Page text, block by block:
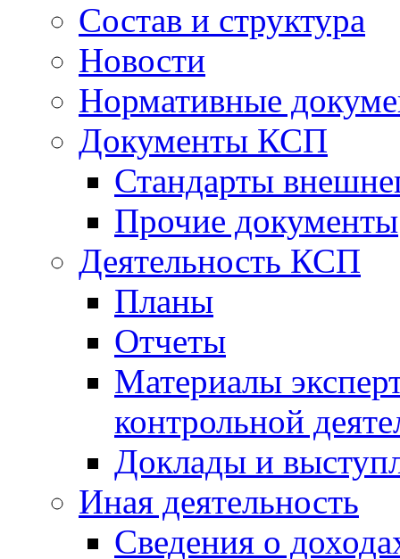
Состав и структура
Новости
Нормативные
Документы КСП
Стандарты
Прочие документы
Деятельность КСП
Планы
Отчеты
Материалы
контрольной
Доклады и
Иная деятельность
Сведения о